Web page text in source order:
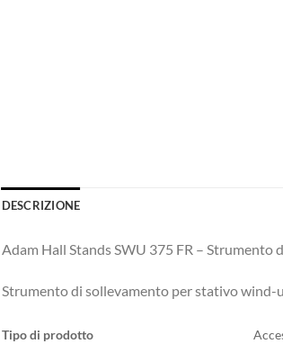
DESCRIZIONE
Adam Hall Stands SWU 375 FR –
Strumento di sollevamento per stativo wind-
Tipo di prodotto